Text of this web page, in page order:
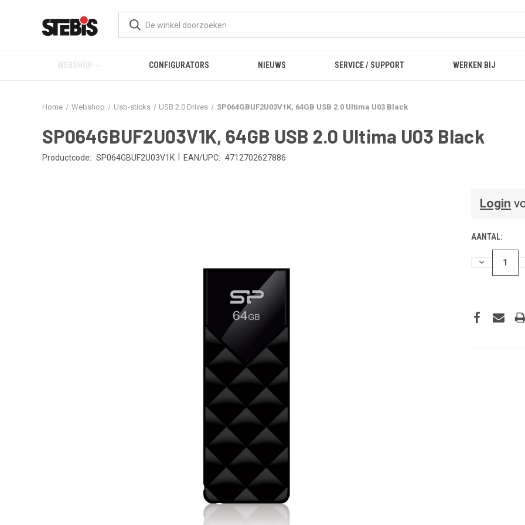
WEBSHOP CONFIGURATORS NIEUWS SERVICE / SUPPORT WERKEN BIJ
Home Webshop Usb-sticks USB 2.0 Drives SP064GBUF2U03V1K, 64GB USB 2.0 Ultima U03 Black
SP064GBUF2U03V1K, 64GB USB 2.0 Ultima U03 Black
Productcode: SP064GBUF2U03V1K EAN/UPC: 4712702627886
Login
AANTAL: